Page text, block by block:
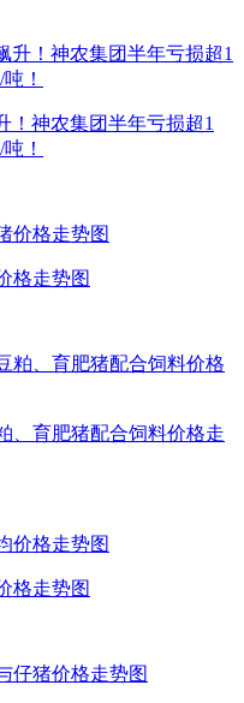
！神农集团半年亏损超1
！
格走势图
、育肥猪配合饲料价格走
格走势图